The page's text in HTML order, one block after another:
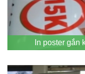
In poster gắn